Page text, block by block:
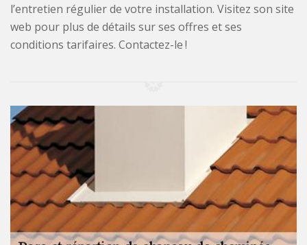
l’entretien régulier de votre installation. Visitez son site
web pour plus de détails sur ses offres et ses
conditions tarifaires. Contactez-le !